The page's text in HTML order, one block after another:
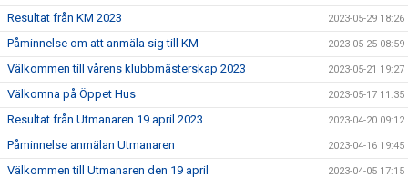
Resultat från KM 2023 2023-05-29 18:26
Påminnelse om att anmäla sig till KM 2023-05-25 08:59
Välkommen till vårens klubbmästerskap 2023 2023-05-21 19:27
Välkomna på Öppet Hus 2023-05-17 11:35
Resultat från Utmanaren 19 april 2023 2023-04-20 09:12
Påminnelse anmälan Utmanaren 2023-04-16 19:45
Välkommen till Utmanaren den 19 april 2023-04-05 17:15